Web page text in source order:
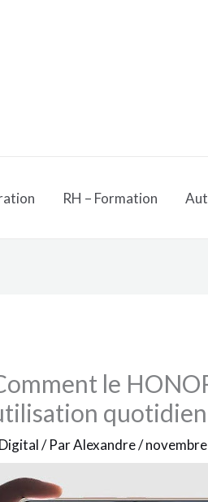
RH – Formation
le
Digital/ ParAlexandre/